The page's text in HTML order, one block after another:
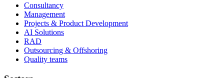
Consultancy
Management
Projects & Product Development
AI Solutions
RAD
Outsourcing & Offshoring
Quality teams